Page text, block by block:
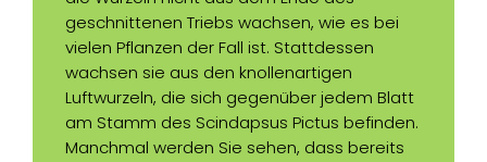
geschnittenen Triebs wachsen, wie es bei
vielen Pflanzen der Fall ist. Stattdessen
wachsen sie aus den knollenartigen
Luftwurzeln, die sich gegenüber jedem Blatt
am Stamm des Scindapsus Pictus befinden.
Manchmal werden Sie sehen, dass bereits